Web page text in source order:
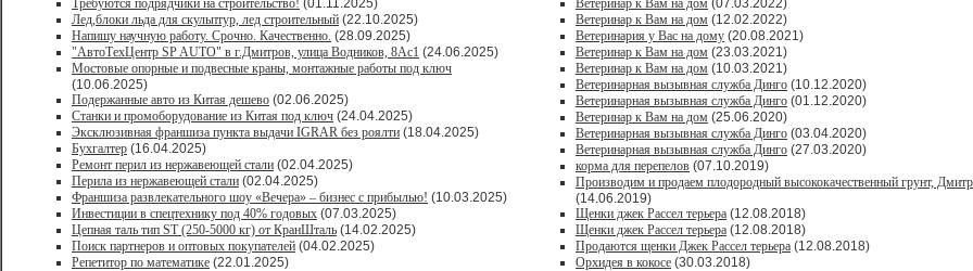
Требуются подрядчики на строительство! (01.11.2025)
Лед,блоки льда для скульптур, лед строительный (22.10.2025)
Напишу научную работу. Срочно. Качественно. (28.09.2025)
"АвтоТехЦентр SP AUTO" в г.Дмитров, улица Водников, 8Ас1 (24.06.2025)
Мостовые опорные и подвесные краны, монтажные работы под ключ
(10.06.2025)
Подержанные авто из Китая дешево (02.06.2025)
Станки и промоборудование из Китая под ключ (24.04.2025)
Эксклюзивная франшиза пункта выдачи IGRAR без роялти (18.04.2025)
Бухгалтер (16.04.2025)
Ремонт перил из нержавеющей стали (02.04.2025)
Перила из нержавеющей стали (02.04.2025)
Франшиза развлекательного шоу «Вечера» – бизнес с прибылью! (10.03.2025)
Инвестиции в спецтехнику под 40% годовых (07.03.2025)
Цепная таль тип ST (250-5000 кг) от КранШталь (14.02.2025)
Поиск партнеров и оптовых покупателей (04.02.2025)
Репетитор по математике (22.01.2025)
Ветеринар к Вам на дом (07.03.2022)
Ветеринар к Вам на дом (12.02.2022)
Ветеринария у Вас на дому (20.08.2021)
Ветеринар к Вам на дом (23.03.2021)
Ветеринар к Вам на дом (10.03.2021)
Ветеринарная вызывная служба Динго (10.12.2020)
Ветеринарная вызывная служба Динго (01.12.2020)
Ветеринар к Вам на дом (25.06.2020)
Ветеринарная вызывная служба Динго (03.04.2020)
Ветеринарная вызывная служба Динго (27.03.2020)
корма для перепелов (07.10.2019)
Производим и продаем плодородный высококачественный грунт,
(14.06.2019)
Щенки джек Рассел терьера (12.08.2018)
Щенки джек Рассел терьера (12.08.2018)
Продаются щенки Джек Рассел терьера (12.08.2018)
Орхидея в кокосе (30.03.2018)